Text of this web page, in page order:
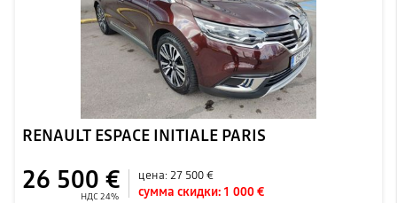
RENAULT ESPACE INITIALE PARIS
26 500 €
НДС 24%
цена:27 500 €
сумма скидки: 1 000 €